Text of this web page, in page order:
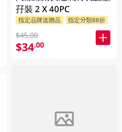
孖裝 2 X 40PC
指定品牌送贈品 指定分類88折
$45.00
$34.00